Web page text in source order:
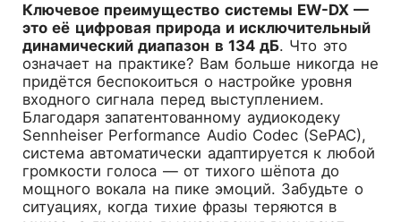
Ключевое преимущество системы EW-DX —
это её цифровая природа и исключительный
динамический диапазон в 134 дБ. Что это
означает на практике? Вам больше никогда не
придётся беспокоиться о настройке уровня
входного сигнала перед выступлением.
Благодаря запатентованному аудиокодеку
Sennheiser Performance Audio Codec (SePAC),
система автоматически адаптируется к любой
громкости голоса — от тихого шёпота до
мощного вокала на пике эмоций. Забудьте о
ситуациях, когда тихие фразы теряются в